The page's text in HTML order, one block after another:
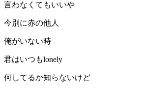
言わなくてもいいや
今別に赤の他人
俺がいない時
君はいつもlonely
何してるか知らないけど